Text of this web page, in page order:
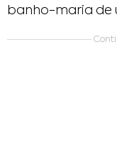
banho-maria de